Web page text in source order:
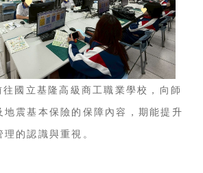
國立基隆高級商工職業學校，向師
地震基本保險的保障內容，期能提升
的認識與重視。